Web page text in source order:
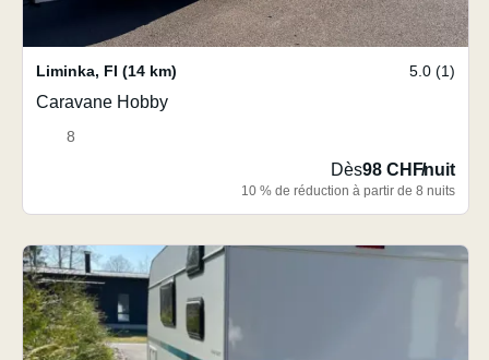
Liminka, FI (14 km) 5.0 (1)
Caravane Hobby
8
Dès98 CHF/nuit
10 % de réduction à partir de 8 nuits